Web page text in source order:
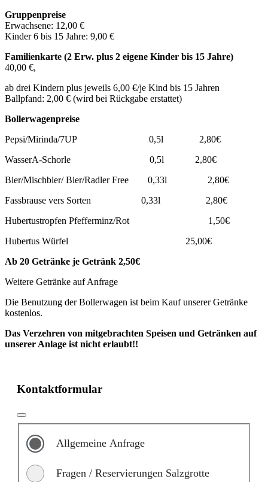
Gruppenpreise
Erwachsene: 12,00 €
Kinder 6 bis 15 Jahre: 9,00 €
Familienkarte (2 Erw. plus 2 eigene Kinder bis 15 Jahre)
40,00 €,
ab drei Kindern plus jeweils 6,00 €/je Kind bis 15 Jahren
Ballpfand: 2,00 € (wird bei Rückgabe erstattet)
Bollerwagenpreise
Pepsi/Mirinda/7UP 0,5l 2,80€
WasserA-Schorle 0,5l 2,80€
Bier/Mischbier/ Bier/Radler Free 0,33l 2,80€
Fassbrause vers Sorten 0,33l 2,80€
Hubertustropfen Pfefferminz/Rot 1,50€
Hubertus Würfel 25,00€
Ab 20 Getränke je Getränk 2,50€
Weitere Getränke auf Anfrage
Die Benutzung der Bollerwagen ist beim Kauf unserer Getränke
kostenlos.
Das Verzehren von mitgebrachten Speisen und Getränken auf
unserer Anlage ist nicht erlaubt!!
Kontaktformular
Allgemeine Anfrage
Fragen / Reservierungen Salzgrotte